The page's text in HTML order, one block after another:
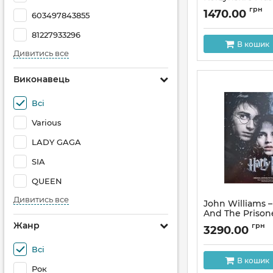
603497843855
81227933296
Дивитись все
Виконавець
Всі
Various
LADY GAGA
SIA
QUEEN
Дивитись все
Жанр
Всі
Рок
Andrzej
Picture
Album,
Артикул:
1470.00 грн
В кошик
John Williams
And The
(Original
Soundtrack)
Record Store
Edition,
Артикул: 313833
3290.00 грн
В кошик